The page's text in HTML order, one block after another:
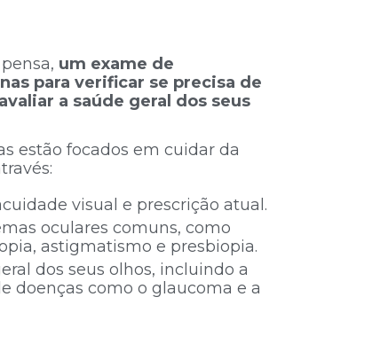
um exame de
para verificar se precisa de
a saúde geral dos seus
estão focados em cuidar da
visual e prescrição atual.
oculares comuns, como
astigmatismo e presbiopia.
dos seus olhos, incluindo a
doenças como o glaucoma e a